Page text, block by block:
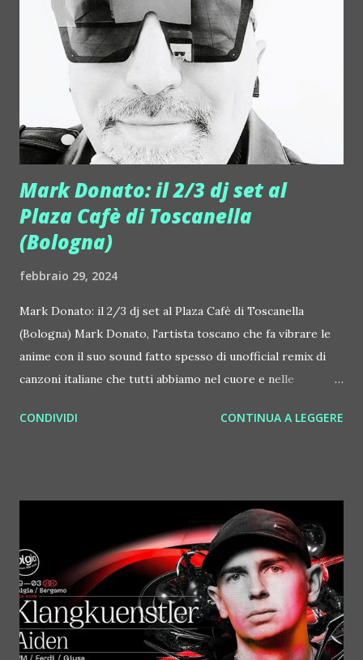
iniziare al meglio le vacanze di Pasqua. E' lo Æ Easter
Holidays Student Party, una data da mettere senz'altro in
agenda. // La luna splende sul River House Club di Soncino
(CR) che ormai da tempo è tornato a far ballare ogni sabato
e prefestivi, in ogni stagione. E' un ritorno che in zona e
non solo, tra Cremona e Brescia, era decisamente atteso ...
Mark Donato: il 2/3 dj set al
Plaza Cafè di Toscanella
(Bologna)
febbraio 29, 2024
Mark Donato: il 2/3 dj set al Plaza Cafè di Toscanella
(Bologna) Mark Donato, l'artista toscano che fa vibrare le
anime con il suo sound fatto spesso di unofficial remix di
canzoni italiane che tutti abbiamo nel cuore e nelle
bella serata al Plaza Cafè di Toscanella di Dozza (Bologna)
gli amici. Non mancheranno i remix scatenati di Mark
Donato, spesso in onda nel programma Radio Italia Party,
su Radio Italia. Tra i più recenti rework di Mark Donato c'è
anche quello di "Se t'amo t'amo" di Rosanna Fratello, un
brano scritto nel 1982 da Cristiano Malgioglio, che Mark
Donato trasforma in uno inno da dancefloor. Per lui c'è in
ballo anche un'altra novità tutta Italia, ovvero la sua
CONDIVIDI CONTINUA A LEGGERE